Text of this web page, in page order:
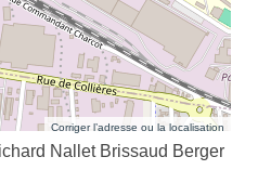
Corriger l’adresse ou la localisation
Nallet Brissaud Berger